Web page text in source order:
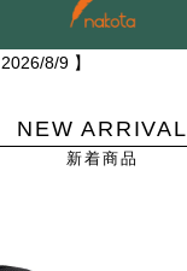
2026/8/9】
NEW ARRIVAL
新着商品